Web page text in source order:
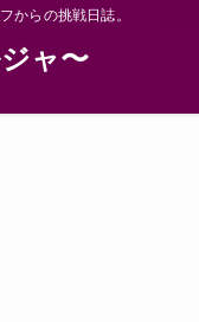
からの挑戦日誌。
ャ〜